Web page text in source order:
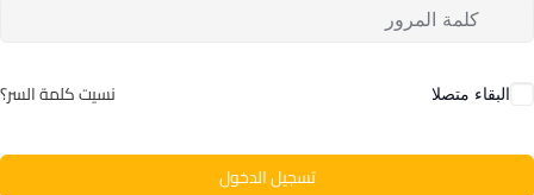
البقاء متصلا نسيت كلمة السر؟
تسجيل الدخول